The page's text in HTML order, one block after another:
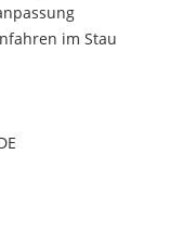
im Stau